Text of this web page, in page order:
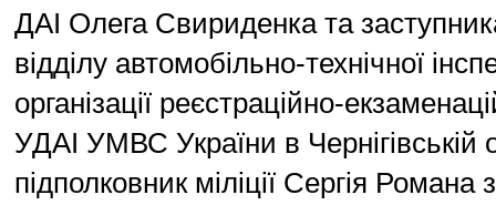
ДАІ Олега Свириденка та
відділу автомобільно-технічної
організації реєстраційно-
УДАІ УМВС України в Чернігівській
підполковник міліції Сергія Романа